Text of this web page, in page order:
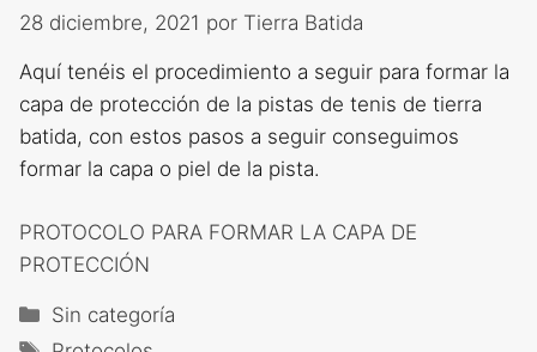
28 diciembre, 2021 por Tierra Batida
Aquí tenéis el procedimiento a seguir para formar la
capa de protección de la pistas de tenis de tierra
batida, con estos pasos a seguir conseguimos
formar la capa o piel de la pista.
PROTOCOLO PARA FORMAR LA CAPA DE
PROTECCIÓN
Categorías
Sin categoría
Etiquetas